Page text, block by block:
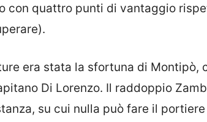
con quattro punti di vantaggio
era stata la sfortuna di Montipò,
Di Lorenzo. Il raddoppio
su cui nulla può fare il